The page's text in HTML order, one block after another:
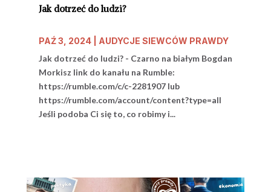
Jak dotrzeć do ludzi?
PAŹ 3, 2024| AUDYCJE SIEWCÓW PRAWDY
Jak dotrzeć do ludzi? - Czarno na białym Bogdan
Morkisz link do kanału na Rumble:
https://rumble.com/c/c-2281907 lub
https://rumble.com/account/content?type=all
Jeśli podoba Ci się to, co robimy i...